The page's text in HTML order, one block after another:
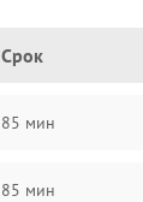
Срок
85 мин
85 мин